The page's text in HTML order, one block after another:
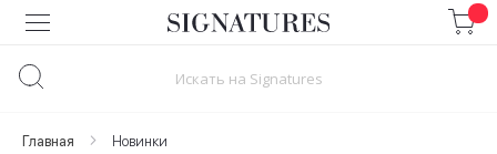
Skip
to
Главная Новинки